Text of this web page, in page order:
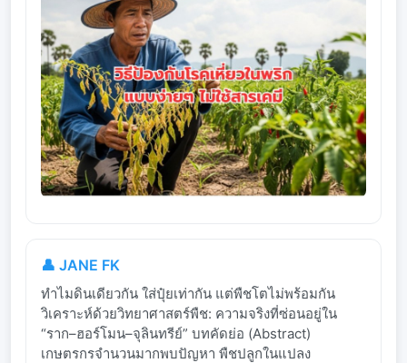
👤 JANE FK
ทำไมดินเดียวกัน ใส่ปุ๋ยเท่ากัน แต่พืชโตไม่พร้อมกัน
วิเคราะห์ด้วยวิทยาศาสตร์พืช: ความจริงที่ซ่อนอยู่ใน
“ราก–ฮอร์โมน–จุลินทรีย์” บทคัดย่อ (Abstract)
เกษตรกรจำนวนมากพบปัญหา พืชปลูกในแปลง